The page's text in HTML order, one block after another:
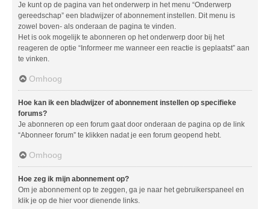
Je kunt op de pagina van het onderwerp in het menu “Onderwerp
gereedschap” een bladwijzer of abonnement instellen. Dit menu is
zowel boven- als onderaan de pagina te vinden.
Het is ook mogelijk te abonneren op het onderwerp door bij het
reageren de optie “Informeer me wanneer een reactie is geplaatst” aan
te vinken.
Omhoog
Hoe kan ik een bladwijzer of abonnement instellen op specifieke
forums?
Je abonneren op een forum gaat door onderaan de pagina op de link
“Abonneer forum” te klikken nadat je een forum geopend hebt.
Omhoog
Hoe zeg ik mijn abonnement op?
Om je abonnement op te zeggen, ga je naar het gebruikerspaneel en
klik je op de hier voor dienende links.